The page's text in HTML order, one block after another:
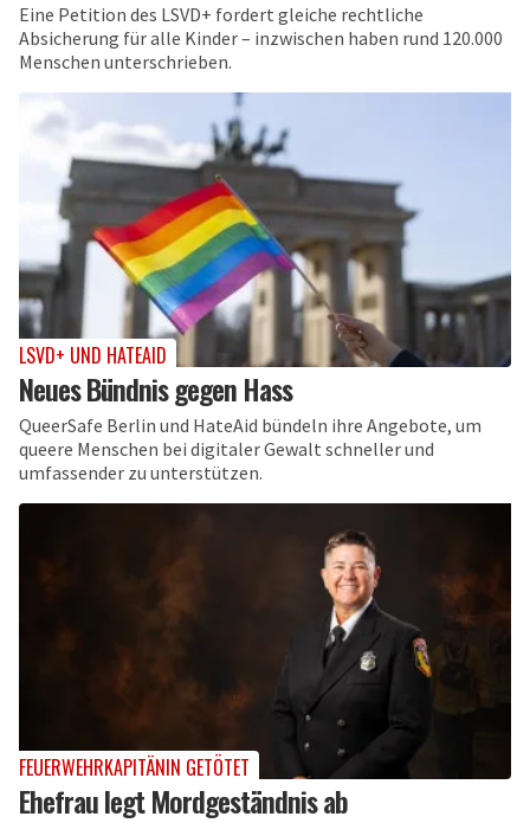
Eine Petition des LSVD+ fordert gleiche rechtliche
Absicherung für alle Kinder – inzwischen haben rund 120.000
Menschen unterschrieben.
LSVD+ UND HATEAID
Neues Bündnis gegen Hass
QueerSafe Berlin und HateAid bündeln ihre Angebote, um
queere Menschen bei digitaler Gewalt schneller und
umfassender zu unterstützen.
FEUERWEHRKAPITÄNIN GETÖTET
Ehefrau legt Mordgeständnis ab